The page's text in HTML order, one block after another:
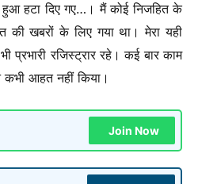
हटा दिए गए…। मैं कोई निजहित के
की खबरों के लिए गया था। मेरा यही
प्रभारी रजिस्ट्रार रहे। कई बार काम
आहत नहीं किया।
Join Now